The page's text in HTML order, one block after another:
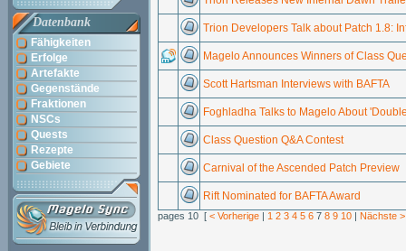
Datenbank
Fähigkeiten
Erfolge
Artefakte
Gegenstände
Fraktionen
NSCs
Quests
Rezepte
Gebiete
Trion Developers Talk about Patch 1.8:
Magelo Announces Winners of Class
Scott Hartsman Interviews with BAFTA
Foghladha Talks to Magelo About
Class Question Q&A Contest
Carnival of the Ascended Patch Preview
Rift Nominated for BAFTA Award
pages 10 [ < Vorherige | 1 2 3 4 5 6 7 8 9 10 | Nächste >